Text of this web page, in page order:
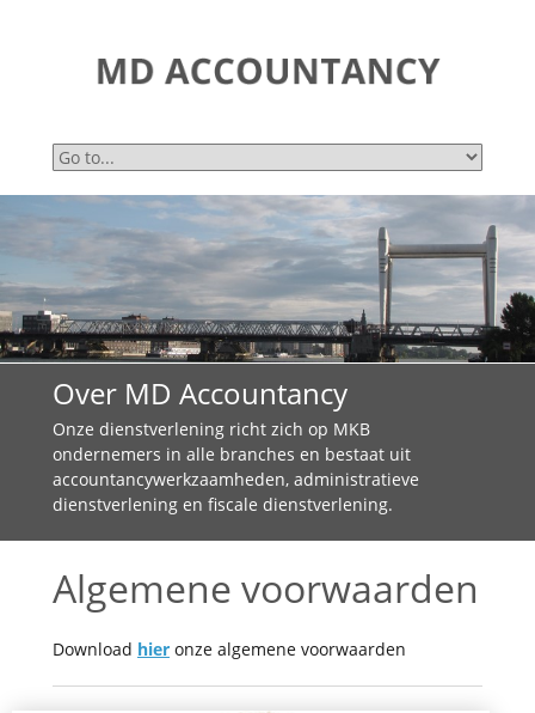
Over MD Accountancy
Onze dienstverlening richt zich op MKB
ondernemers in alle branches en bestaat uit
accountancywerkzaamheden, administratieve
dienstverlening en fiscale dienstverlening.
Algemene voorwaarden
Download hier onze algemene voorwaarden